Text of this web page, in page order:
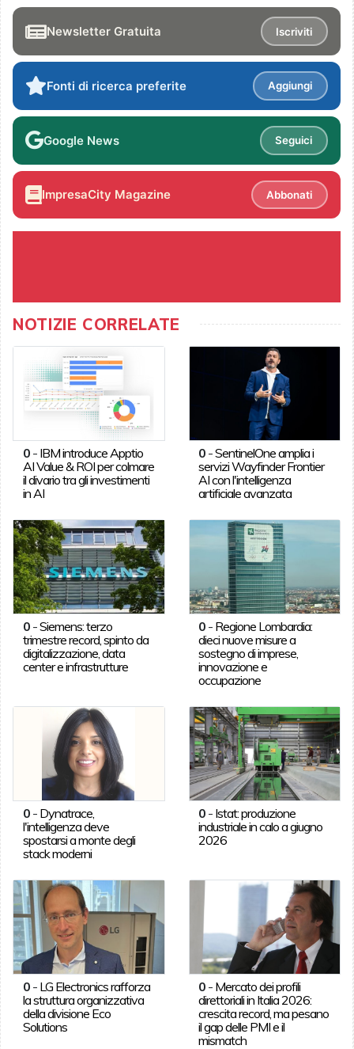
Newsletter Gratuita Iscriviti
Fonti di ricerca preferite Aggiungi
Google News Seguici
ImpresaCity Magazine Abbonati
NOTIZIE CORRELATE
0- IBM introduce Apptio
AI Value & ROI per colmare
il divario tra gli investimenti
in AI
0 -SentinelOne amplia i
servizi Wayfinder Frontier
AI con l'intelligenza
artificiale avanzata
0-Siemens: terzo
trimestre record, spinto da
digitalizzazione, data
center e infrastrutture
0 - Regione Lombardia:
dieci nuove misure a
sostegno di imprese,
innovazione e
occupazione
0- Dynatrace,
l'intelligenza deve
spostarsi a monte degli
stack moderni
0 - Istat: produzione
industriale in calo a giugno
2026
0- LG Electronics rafforza
la struttura organizzativa
della divisione Eco
Solutions
0 - Mercato dei profili
direttoriali in Italia 2026:
crescita record, ma pesano
il gap delle PMI e il
mismatch